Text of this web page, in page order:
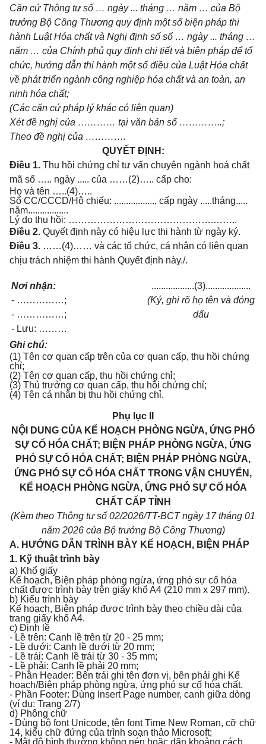
Căn cứ Thông tư số … ngày ... tháng … năm … của Bộ
trưởng Bộ Công Thương quy định một số biện pháp thi
hành Luật Hóa chất và Nghị định số số … ngày ... tháng …
năm … của Chính phủ quy định chi tiết và biện pháp để tổ
chức, hướng dẫn thi hành một số điều của Luật Hóa chất
về phát triển ngành công nghiệp hóa chất và an toàn, an
ninh hóa chất;
(Các căn cứ pháp lý khác có liên quan)
Xét đề nghị của ………… tại văn bản số …………..;
Theo đề nghị của ………….
QUYẾT ĐỊNH:
Điều 1. Thu hồi chứng chỉ tư vấn chuyên ngành hoá chất
mã số ….. ngày ..... của ……(2)….. cấp cho:
Họ và tên …..(4)…..
Số CC/CCCD/Hộ chiếu: ................., cấp ngày .....tháng.....
năm.................
Lý do thu hồi: ……………………………………….……..
Điều 2. Quyết định này có hiệu lực thi hành từ ngày ký.
Điều 3. ……(4)…… và các tổ chức, cá nhân có liên quan
chịu trách nhiệm thi hành Quyết định này./.
Nơi nhận:
- ……………;
- ……………;
- Lưu: ………
..................(3)...................
(Ký, ghi rõ họ tên và đóng
dấu
Ghi chú:
(1) Tên cơ quan cấp trên của cơ quan cấp, thu hồi chứng
chỉ;
(2) Tên cơ quan cấp, thu hồi chứng chỉ;
(3) Thủ trưởng cơ quan cấp, thu hồi chứng chỉ;
(4) Tên cá nhân bị thu hồi chứng chỉ.
Phụ lục II
NỘI DUNG CỦA KẾ HOẠCH PHÒNG NGỪA, ỨNG PHÓ
SỰ CỐ HÓA CHẤT; BIỆN PHÁP PHÒNG NGỪA, ỨNG
PHÓ SỰ CỐ HÓA CHẤT; BIỆN PHÁP PHÒNG NGỪA,
ỨNG PHÓ SỰ CỐ HÓA CHẤT TRONG VẬN CHUYỂN,
KẾ HOẠCH PHÒNG NGỪA, ỨNG PHÓ SỰ CỐ HÓA
CHẤT CẤP TỈNH
(Kèm theo Thông tư số 02/2026/TT-BCT ngày 17 tháng 01
năm 2026 của Bộ trưởng Bộ Công Thương)
A. HƯỚNG DẪN TRÌNH BÀY KẾ HOẠCH, BIỆN PHÁP
1. Kỹ thuật trình bày
a) Khổ giấy
Kế hoạch, Biện pháp phòng ngừa, ứng phó sự cố hóa
chất được trình bày trên giấy khổ A4 (210 mm x 297 mm).
b) Kiểu trình bày
Kế hoạch, Biện pháp được trình bày theo chiều dài của
trang giấy khổ A4.
c) Định lề
- Lề trên: Canh lề trên từ 20 - 25 mm;
- Lề dưới: Canh lề dưới từ 20 mm;
- Lề trái: Canh lề trái từ 30 - 35 mm;
- Lề phải: Canh lề phải 20 mm;
- Phần Header: Bên trái ghi tên đơn vị, bên phải ghi Kế
hoạch/Biện pháp phòng ngừa, ứng phó sự cố hóa chất.
- Phần Footer: Dùng Insert Page number, canh giữa dòng
(ví dụ: Trang 2/7)
d) Phông chữ
- Dùng bộ font Unicode, tên font Time New Roman, cỡ chữ
14, kiểu chữ đứng của trình soạn thảo Microsoft;